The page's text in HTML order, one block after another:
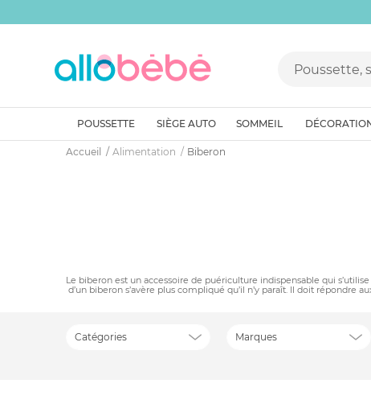
POUSSETTE SIÈGE AUTO SOMMEIL
Accueil Alimentation Biberon
Le biberon est un accessoire de puériculture indispensable qui
d’un biberon s’avère plus compliqué qu’il n’y paraît. Il doit
Catégories Marques